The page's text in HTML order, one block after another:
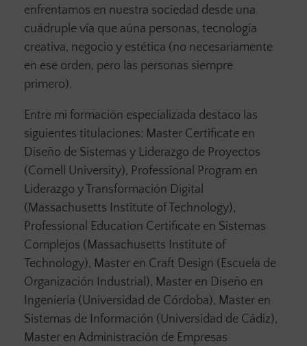
enfrentamos en nuestra sociedad desde una
cuádruple vía que aúna personas, tecnología
creativa, negocio y estética (no necesariamente
en ese orden, pero las personas siempre
primero).
Entre mi formación especializada destaco las
siguientes titulaciones: Master Certificate en
Diseño de Sistemas y Liderazgo de Proyectos
(Cornell University), Professional Program en
Liderazgo y Transformación Digital
(Massachusetts Institute of Technology),
Professional Education Certificate en Sistemas
Complejos (Massachusetts Institute of
Technology), Master en Craft Design (Escuela de
Organización Industrial), Master en Diseño en
Ingeniería (Universidad de Córdoba), Master en
Sistemas de Información (Universidad de Cádiz),
Master en Administración de Empresas